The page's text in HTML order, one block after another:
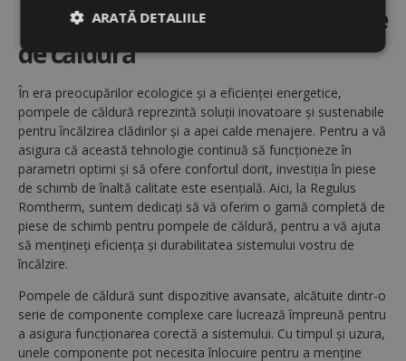
Piese de schimb pentru pompele
de căldură
În era preocupărilor ecologice și a eficienței energetice,
pompele de căldură reprezintă soluții inovatoare și sustenabile
pentru încălzirea clădirilor și a apei calde menajere. Pentru a vă
asigura că această tehnologie continuă să funcționeze în
parametri optimi și să ofere confortul dorit, investiția în piese
de schimb de înaltă calitate este esențială. Aici, la Regulus
Romtherm, suntem dedicați să vă oferim o gamă completă de
piese de schimb pentru pompele de căldură, pentru a vă ajuta
să mențineți eficiența și durabilitatea sistemului vostru de
încălzire.
Pompele de căldură sunt dispozitive avansate, alcătuite dintr-o
serie de componente complexe care lucrează împreună pentru
a asigura funcționarea corectă a sistemului. Cu timpul și uzura,
unele componente pot necesita înlocuire pentru a menține
ARATĂ DETALIILE
Strict
necesare
De
De
De
funcţionalitate
Neclasificate
De funcţionalitate
Neclasificate